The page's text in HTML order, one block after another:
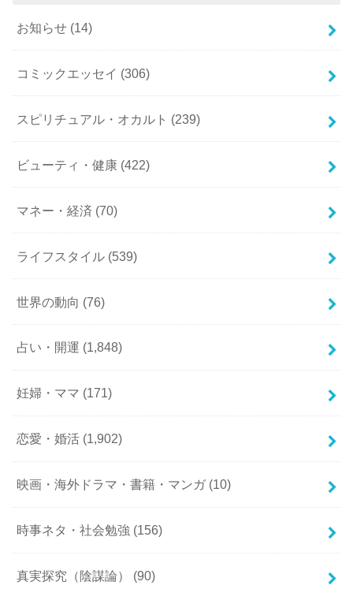
お知らせ (14)
コミックエッセイ (306)
スピリチュアル・オカルト (239)
ビューティ・健康 (422)
マネー・経済 (70)
ライフスタイル (539)
世界の動向 (76)
占い・開運 (1,848)
妊婦・ママ (171)
恋愛・婚活 (1,902)
映画・海外ドラマ・書籍・マンガ (10)
時事ネタ・社会勉強 (156)
真実探究（陰謀論） (90)